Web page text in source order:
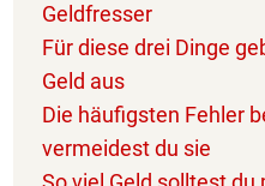
Geldfresser
Für diese drei Dinge
Geld aus
Die häufigsten Fehler
vermeidest du sie